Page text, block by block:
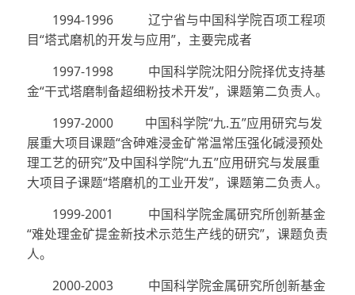
1994-1996 辽宁省与中国科学院百项工程项
目“塔式磨机的开发与应用”，主要完成者
1997-1998 中国科学院沈阳分院择优支持基
金“干式塔磨制备超细粉技术开发”，课题第二负责人。
1997-2000 中国科学院“九.五”应用研究与发
展重大项目课题“含砷难浸金矿常温常压强化碱浸预处
理工艺的研究”及中国科学院“九五”应用研究与发展重
大项目子课题“塔磨机的工业开发”，课题第二负责人。
1999-2001 中国科学院金属研究所创新基金
“难处理金矿提金新技术示范生产线的研究”，课题负责
人。
2000-2003 中国科学院金属研究所创新基金